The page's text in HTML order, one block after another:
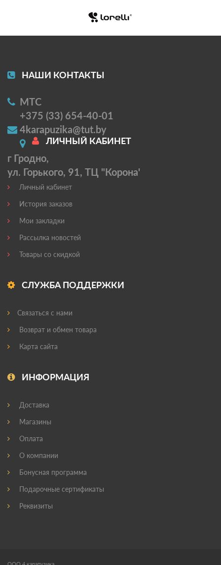
НАШИ КОНТАКТЫ
МТС
+375 (33) 654-40-01
4karapuzika@tut.by
г Гродно,
ул. Горького, 91, ТЦ "Корона'
ЛИЧНЫЙ КАБИНЕТ
Личный кабинет
История заказов
Мои закладки
Рассылка новостей
Товары со скидкой
СЛУЖБА ПОДДЕРЖКИ
Связаться с нами
Возврат и обмен товара
Карта сайта
ИНФОРМАЦИЯ
Доставка
Магазины
Оплата
О компании
Бонусная программа
Подарочные сертификаты
Реквизиты